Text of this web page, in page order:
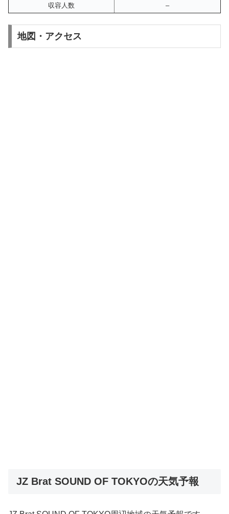
収容人数
–
地図・アクセス
JZ Brat SOUND OF TOKYOの天気予報